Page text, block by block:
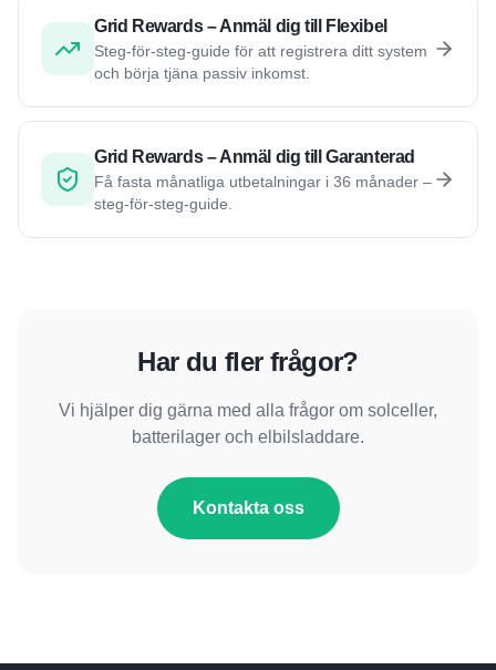
Grid Rewards – Anmäl dig till Flexibel
Steg-för-steg-guide för att registrera ditt system
och börja tjäna passiv inkomst.
Grid Rewards – Anmäl dig till Garanterad
Få fasta månatliga utbetalningar i 36 månader –
steg-för-steg-guide.
Har du fler frågor?
Vi hjälper dig gärna med alla frågor om solceller,
batterilager och elbilsladdare.
Kontakta oss